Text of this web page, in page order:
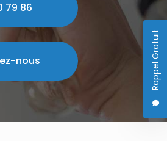
Rappel Gratuit
79 86
nous